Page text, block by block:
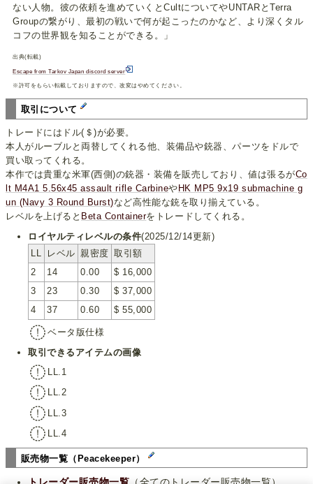
ない人物。彼の依頼を進めていくとCultについてやUNTARとTerra
Groupの繋がり、最初の戦いで何が起こったのかなど、より深くタル
コフの世界観を知ることができる。」
出典(転載)
Escape from Tarkov Japan discord server
※許可をもらい転載しておりますので、改変はやめてください。
取引について
トレードにはドル(＄)が必要。
本人がルーブルと両替してくれる他、装備品や銃器、パーツをドルで
買い取ってくれる。
本作では貴重な米軍(西側)の銃器・装備を販売しており、値は張るがCo
lt M4A1 5.56x45 assault rifle CarbineやHK MP5 9x19 submachine g
un (Navy 3 Round Burst)など高性能な銃を取り揃えている。
レベルを上げると Beta Containerをトレードしてくれる。
ロイヤルティレベルの条件(2025/12/14更新)
レベル 親密度 取引額
2
14 0.00
$ 16,000
3
23 0.30
$ 37,000
4
37 0.60 $ 55,000
ベータ版仕様
取引できるアイテムの画像
LL.1
LL.2
LL.3
LL.4
販売物一覧（Peacekeeper）